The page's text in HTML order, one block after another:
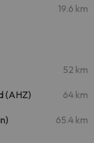
19.6 km
52 km
(AHZ) 64 km
65.4 km